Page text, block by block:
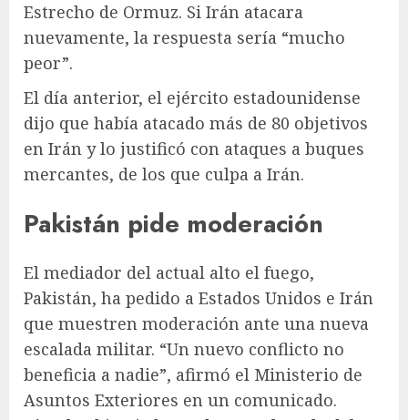
Estrecho de Ormuz. Si Irán atacara
nuevamente, la respuesta sería “mucho
peor”.
El día anterior, el ejército estadounidense
dijo que había atacado más de 80 objetivos
en Irán y lo justificó con ataques a buques
mercantes, de los que culpa a Irán.
Pakistán pide moderación
El mediador del actual alto el fuego,
Pakistán, ha pedido a Estados Unidos e Irán
que muestren moderación ante una nueva
escalada militar. “Un nuevo conflicto no
beneficia a nadie”, afirmó el Ministerio de
Asuntos Exteriores en un comunicado.